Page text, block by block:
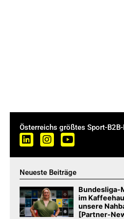
Österreichs größtes Sport-
Neueste Beiträge
Bundesliga-
im
unsere
[Partner-